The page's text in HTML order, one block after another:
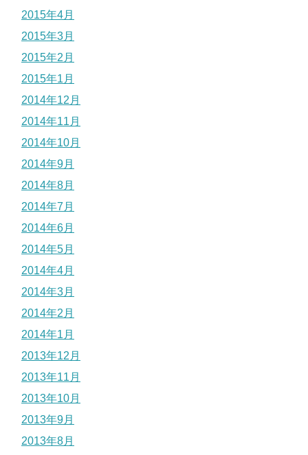
2015年4月
2015年3月
2015年2月
2015年1月
2014年12月
2014年11月
2014年10月
2014年9月
2014年8月
2014年7月
2014年6月
2014年5月
2014年4月
2014年3月
2014年2月
2014年1月
2013年12月
2013年11月
2013年10月
2013年9月
2013年8月